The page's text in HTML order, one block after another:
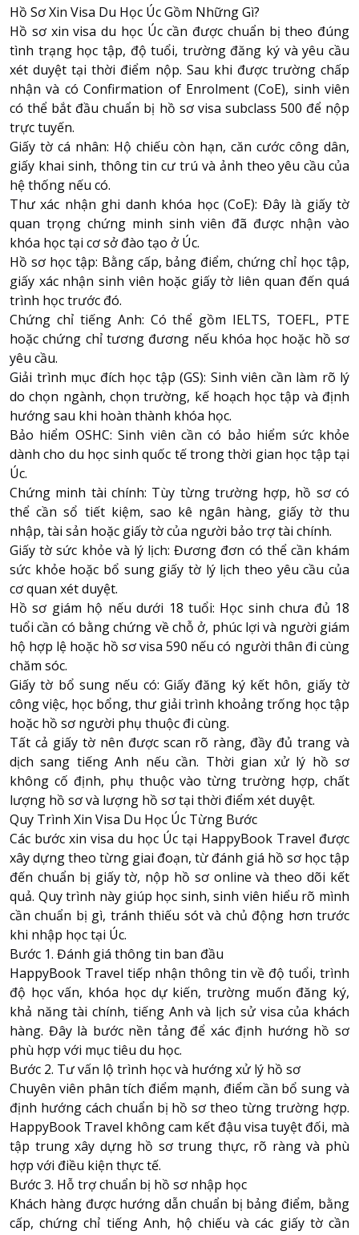
Hồ Sơ Xin Visa Du Học Úc Gồm Những Gì?
Hồ sơ xin visa du học Úc cần được chuẩn bị theo đúng
tình trạng học tập, độ tuổi, trường đăng ký và yêu cầu
xét duyệt tại thời điểm nộp. Sau khi được trường chấp
nhận và có Confirmation of Enrolment (CoE), sinh viên
có thể bắt đầu chuẩn bị hồ sơ visa subclass 500 để nộp
trực tuyến.
Giấy tờ cá nhân: Hộ chiếu còn hạn, căn cước công dân,
giấy khai sinh, thông tin cư trú và ảnh theo yêu cầu của
hệ thống nếu có.
Thư xác nhận ghi danh khóa học (CoE): Đây là giấy tờ
quan trọng chứng minh sinh viên đã được nhận vào
khóa học tại cơ sở đào tạo ở Úc.
Hồ sơ học tập: Bằng cấp, bảng điểm, chứng chỉ học tập,
giấy xác nhận sinh viên hoặc giấy tờ liên quan đến quá
trình học trước đó.
Chứng chỉ tiếng Anh: Có thể gồm IELTS, TOEFL, PTE
hoặc chứng chỉ tương đương nếu khóa học hoặc hồ sơ
yêu cầu.
Giải trình mục đích học tập (GS): Sinh viên cần làm rõ lý
do chọn ngành, chọn trường, kế hoạch học tập và định
hướng sau khi hoàn thành khóa học.
Bảo hiểm OSHC: Sinh viên cần có bảo hiểm sức khỏe
dành cho du học sinh quốc tế trong thời gian học tập tại
Úc.
Chứng minh tài chính: Tùy từng trường hợp, hồ sơ có
thể cần sổ tiết kiệm, sao kê ngân hàng, giấy tờ thu
nhập, tài sản hoặc giấy tờ của người bảo trợ tài chính.
Giấy tờ sức khỏe và lý lịch: Đương đơn có thể cần khám
sức khỏe hoặc bổ sung giấy tờ lý lịch theo yêu cầu của
cơ quan xét duyệt.
Hồ sơ giám hộ nếu dưới 18 tuổi: Học sinh chưa đủ 18
tuổi cần có bằng chứng về chỗ ở, phúc lợi và người giám
hộ hợp lệ hoặc hồ sơ visa 590 nếu có người thân đi cùng
chăm sóc.
Giấy tờ bổ sung nếu có: Giấy đăng ký kết hôn, giấy tờ
công việc, học bổng, thư giải trình khoảng trống học tập
hoặc hồ sơ người phụ thuộc đi cùng.
Tất cả giấy tờ nên được scan rõ ràng, đầy đủ trang và
dịch sang tiếng Anh nếu cần. Thời gian xử lý hồ sơ
không cố định, phụ thuộc vào từng trường hợp, chất
lượng hồ sơ và lượng hồ sơ tại thời điểm xét duyệt.
Quy Trình Xin Visa Du Học Úc Từng Bước
Các bước xin visa du học Úc tại HappyBook Travel được
xây dựng theo từng giai đoạn, từ đánh giá hồ sơ học tập
đến chuẩn bị giấy tờ, nộp hồ sơ online và theo dõi kết
quả. Quy trình này giúp học sinh, sinh viên hiểu rõ mình
cần chuẩn bị gì, tránh thiếu sót và chủ động hơn trước
khi nhập học tại Úc.
Bước 1. Đánh giá thông tin ban đầu
HappyBook Travel tiếp nhận thông tin về độ tuổi, trình
độ học vấn, khóa học dự kiến, trường muốn đăng ký,
khả năng tài chính, tiếng Anh và lịch sử visa của khách
hàng. Đây là bước nền tảng để xác định hướng hồ sơ
phù hợp với mục tiêu du học.
Bước 2. Tư vấn lộ trình học và hướng xử lý hồ sơ
Chuyên viên phân tích điểm mạnh, điểm cần bổ sung và
định hướng cách chuẩn bị hồ sơ theo từng trường hợp.
HappyBook Travel không cam kết đậu visa tuyệt đối, mà
tập trung xây dựng hồ sơ trung thực, rõ ràng và phù
hợp với điều kiện thực tế.
Bước 3. Hỗ trợ chuẩn bị hồ sơ nhập học
Khách hàng được hướng dẫn chuẩn bị bảng điểm, bằng
cấp, chứng chỉ tiếng Anh, hộ chiếu và các giấy tờ cần